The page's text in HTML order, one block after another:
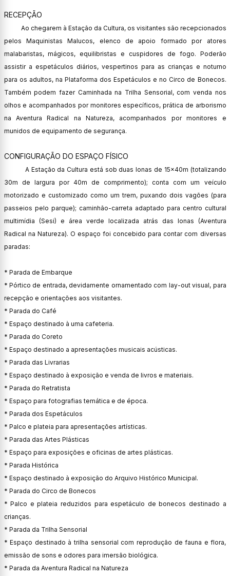
RECEPÇÃO
Ao chegarem à Estação da Cultura, os visitantes são recepcionados
pelos Maquinistas Malucos, elenco de apoio formado por atores
malabaristas, mágicos, equilibristas e cuspidores de fogo. Poderão
assistir a espetáculos diários, vespertinos para as crianças e noturno
para os adultos, na Plataforma dos Espetáculos e no Circo de Bonecos.
Também podem fazer Caminhada na Trilha Sensorial, com venda nos
olhos e acompanhados por monitores específicos, prática de arborismo
na Aventura Radical na Natureza, acompanhados por monitores e
munidos de equipamento de segurança.
CONFIGURAÇÃO DO ESPAÇO FÍSICO
A Estação da Cultura está sob duas lonas de 15x40m (totalizando
30m de largura por 40m de comprimento); conta com um veículo
motorizado e customizado como um trem, puxando dois vagões (para
passeios pelo parque); caminhão-carreta adaptado para centro cultural
multimídia (Sesi) e área verde localizada atrás das lonas (Aventura
Radical na Natureza). O espaço foi concebido para contar com diversas
paradas:
* Parada de Embarque
* Pórtico de entrada, devidamente ornamentado com lay-out visual, para
recepção e orientações aos visitantes.
* Parada do Café
* Espaço destinado à uma cafeteria.
* Parada do Coreto
* Espaço destinado a apresentações musicais acústicas.
* Parada das Livrarias
* Espaço destinado à exposição e venda de livros e materiais.
* Parada do Retratista
* Espaço para fotografias temática e de época.
* Parada dos Espetáculos
* Palco e plateia para apresentações artísticas.
* Parada das Artes Plásticas
* Espaço para exposições e oficinas de artes plásticas.
* Parada Histórica
* Espaço destinado à exposição do Arquivo Histórico Municipal.
* Parada do Circo de Bonecos
* Palco e plateia reduzidos para espetáculo de bonecos destinado a
crianças.
* Parada da Trilha Sensorial
* Espaço destinado à trilha sensorial com reprodução de fauna e flora,
emissão de sons e odores para imersão biológica.
* Parada da Aventura Radical na Natureza